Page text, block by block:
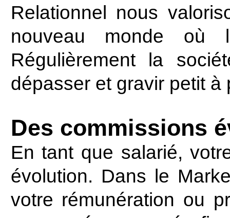
Relationnel nous
nouveau monde où
Régulièrement la
dépasser et gravir petit
Des commissions
En tant que salarié,
évolution. Dans le
votre rémunération ou